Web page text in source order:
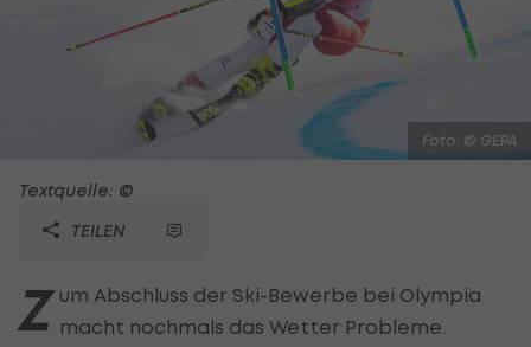
Foto: © GEPA
Textquelle: ©
TEILEN
Z um Abschluss der Ski-Bewerbe bei Olympia
macht nochmals das Wetter Probleme.